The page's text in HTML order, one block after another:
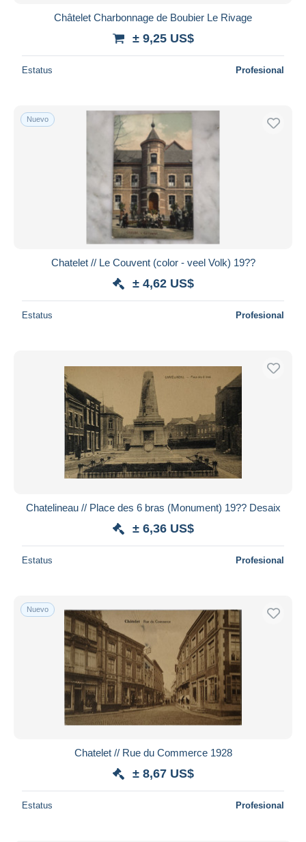
Châtelet Charbonnage de Boubier Le Rivage
± 9,25 US$
Estatus Profesional
Nuevo
Chatelet // Le Couvent (color - veel Volk) 19??
± 4,62 US$
Estatus Profesional
Chatelineau // Place des 6 bras (Monument) 19?? Desaix
± 6,36 US$
Estatus Profesional
Nuevo
Chatelet // Rue du Commerce 1928
± 8,67 US$
Estatus Profesional